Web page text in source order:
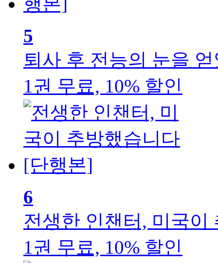
5
퇴사 후 전능의 눈을
1권 무료, 10% 할인
6
전생한 인챈터, 미국
1권 무료, 10% 할인